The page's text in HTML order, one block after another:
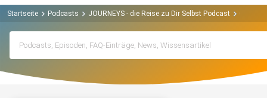
Startseite Podcasts JOURNEYS - die Reise zu Dir Selbst Podcast 055: